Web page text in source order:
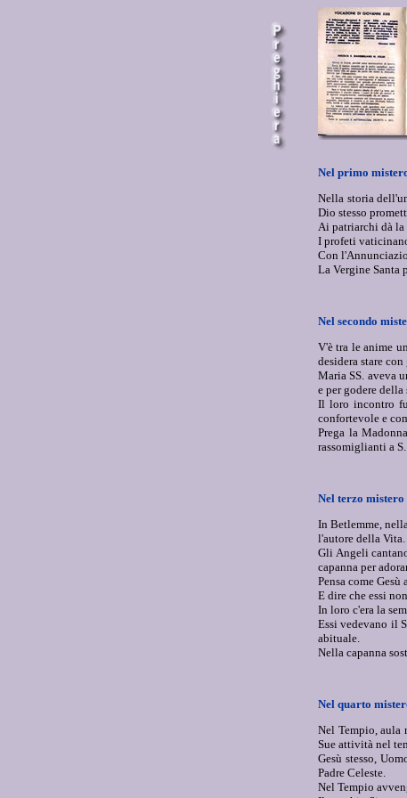
Nel primo
Nella storia
Dio stesso
Ai patriarchi dà
I profeti
Con
La Vergine Santa
Nel secondo
V'è tra le anime
desidera stare
Maria SS. aveva
e per godere
Il loro incontro
confortevole e
Prega la
rassomiglianti a
Nel terzo mistero
In Betlemme,
l'autore della Vita.
Gli Angeli
capanna per
Pensa come
E dire che essi
In loro c'era la
Essi vedevano il
abituale.
Nella capanna
Nel quarto
Nel Tempio, aula
Sue attività nel
Gesù stesso,
Padre Celeste.
Nel Tempio